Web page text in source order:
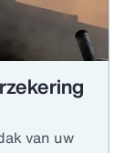
van uw